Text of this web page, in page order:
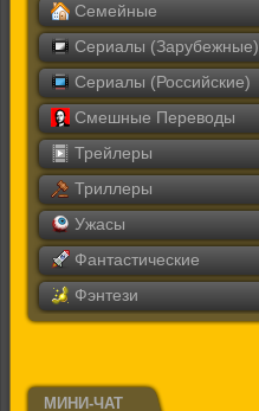
Семейные
Сериалы (Зарубежные)
Сериалы (Российские)
Смешные Переводы
Трейлеры
Триллеры
Ужасы
Фантастические
Фэнтези
МИНИ-ЧАТ